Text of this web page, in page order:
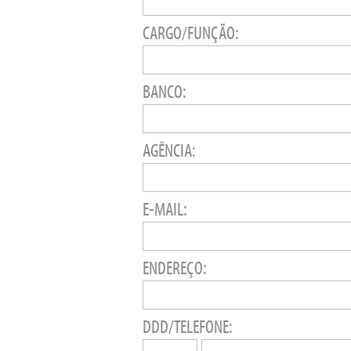
CARGO/FUNÇÃO:
BANCO:
AGÊNCIA:
E-MAIL:
ENDEREÇO:
DDD/TELEFONE: